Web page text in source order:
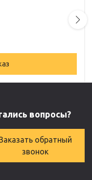
вопросы?
обратный
звонок